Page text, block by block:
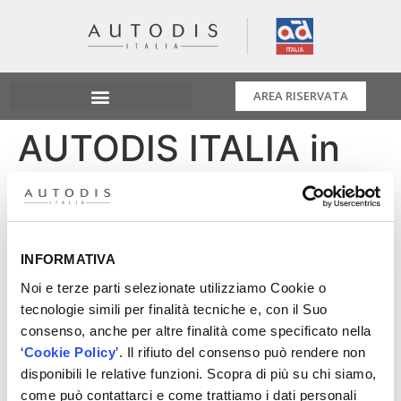
INFORMATIVA
Noi e terze parti selezionate utilizziamo Cookie o
tecnologie simili per finalità tecniche e, con il Suo
consenso, anche per altre finalità come specificato nella
‘Cookie Policy’. Il rifiuto del consenso può rendere non
disponibili le relative funzioni. Scopra di più su chi siamo,
come può contattarci e come trattiamo i dati personali
AREA RISERVATA
AUTODIS ITALIA in
Autopromotec
presenterà un nuovo
modo di Xmaster
Barbara Pedrotti è al telefono con Leonardo Repetto.
Stanno parlando di AUTODIS ITALIA che in
Autopromotec presenterà un nuovo modo di Xmaster
per fare formazione intervenendo direttamente su